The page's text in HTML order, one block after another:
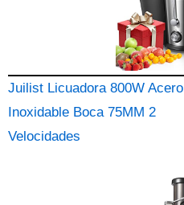
Juilist Licuadora 800W Acero
Inoxidable Boca 75MM 2
Velocidades